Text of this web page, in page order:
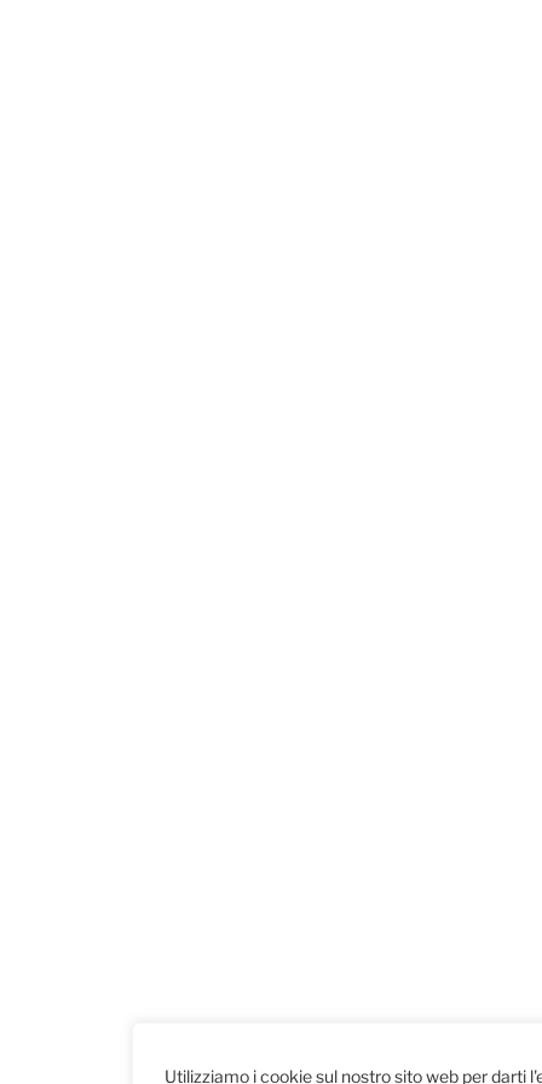
Utilizziamo i cookie sul nostro sito web per darti